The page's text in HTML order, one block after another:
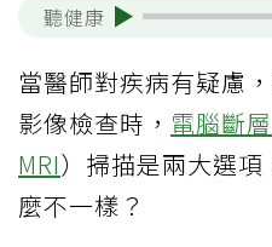
聽健康
當醫師對疾病有疑慮
影像檢查時， 電腦斷層
MRI）掃描是兩大選
麼不一樣？